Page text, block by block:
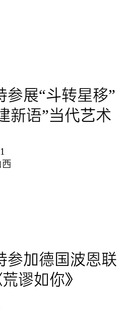
参展“斗转星移”
语”当代艺术
参加德国波恩联
谬如你》